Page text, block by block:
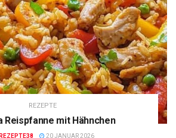
REZEPTE
Reispfanne mit Hähnchen
REZEPTE38 20 JANUAR 2026